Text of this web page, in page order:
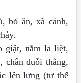
bỏ ăn, xã cánh,
giật, nằm la liệt,
chân duỗi thẳng,
lên lưng (tư thế